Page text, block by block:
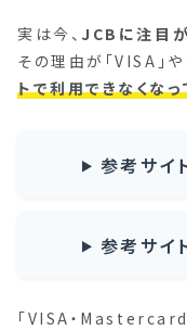
実は今、 JCBに注目
その理由が「VISA」
トで利用できなくなっ
参考サイ
参考サイ
「VISA・Mastercard